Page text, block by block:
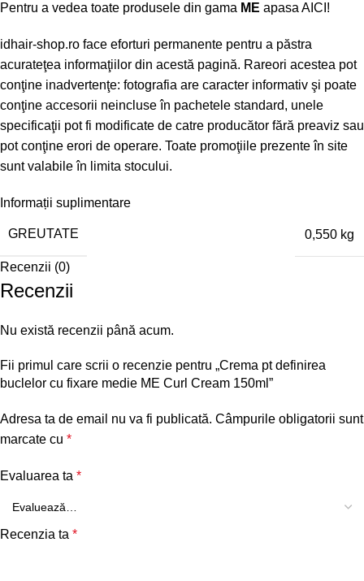
Pentru a vedea toate produsele din gama ME apasa AICI!
idhair-shop.ro face eforturi permanente pentru a păstra
acurateţea informaţiilor din acestă pagină. Rareori acestea pot
conţine inadvertenţe: fotografia are caracter informativ şi poate
conţine accesorii neincluse în pachetele standard, unele
specificaţii pot fi modificate de catre producător fără preaviz sau
pot conţine erori de operare. Toate promoţiile prezente în site
sunt valabile în limita stocului.
Informații suplimentare
GREUTATE 0,550 kg
Recenzii (0)
Recenzii
Nu există recenzii până acum.
Fii primul care scrii o recenzie pentru „Crema pt definirea
buclelor cu fixare medie ME Curl Cream 150ml”
Adresa ta de email nu va fi publicată. Câmpurile obligatorii sunt
marcate cu *
Evaluarea ta *
Recenzia ta *